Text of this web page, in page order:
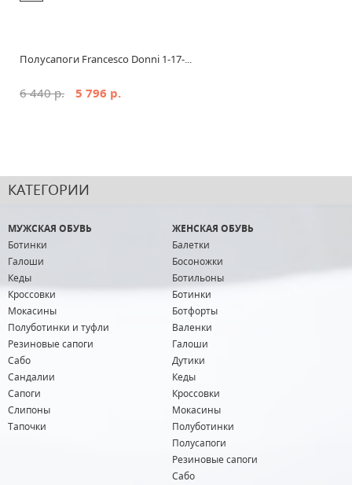
Полусапоги Francesco Donni 1-17-...
6 440 р. 5 796 р.
КАТЕГОРИИ
МУЖСКАЯ ОБУВЬ
Ботинки
Галоши
Кеды
Кроссовки
Мокасины
Полуботинки и туфли
Резиновые сапоги
Сабо
Сандалии
Сапоги
Слипоны
Тапочки
ЖЕНСКАЯ ОБУВЬ
Балетки
Босоножки
Ботильоны
Ботинки
Ботфорты
Валенки
Галоши
Дутики
Кеды
Кроссовки
Мокасины
Полуботинки
Полусапоги
Резиновые сапоги
Сабо